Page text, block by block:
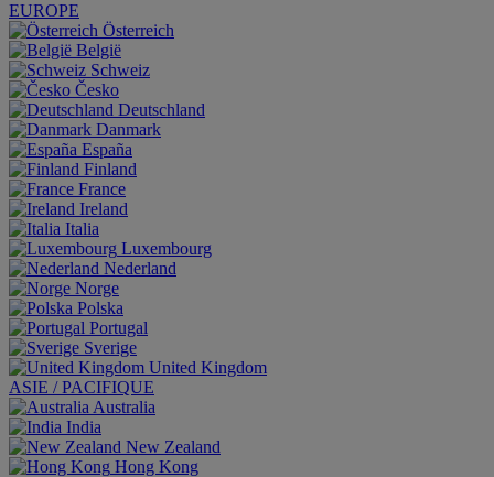
EUROPE
Österreich
België
Schweiz
Česko
Deutschland
Danmark
España
Finland
France
Ireland
Italia
Luxembourg
Nederland
Norge
Polska
Portugal
Sverige
United Kingdom
ASIE / PACIFIQUE
Australia
India
New Zealand
Hong Kong